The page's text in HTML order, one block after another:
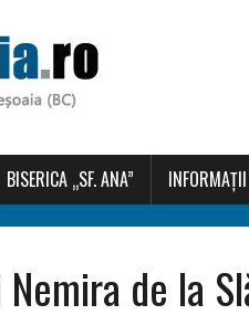
BISERICA „SF. ANA”
de la